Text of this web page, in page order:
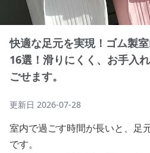
快適な足元を実現！ゴム製
16選！滑りにくく、お手入
ごせます。
更新日 2026-07-28
室内で過ごす時間が長いと、足
です。